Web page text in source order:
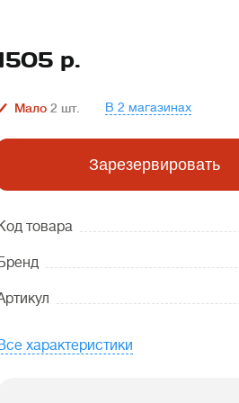
р.
Мало 2 шт. В 2 магазинах
Зарезервировать
товара
характеристики